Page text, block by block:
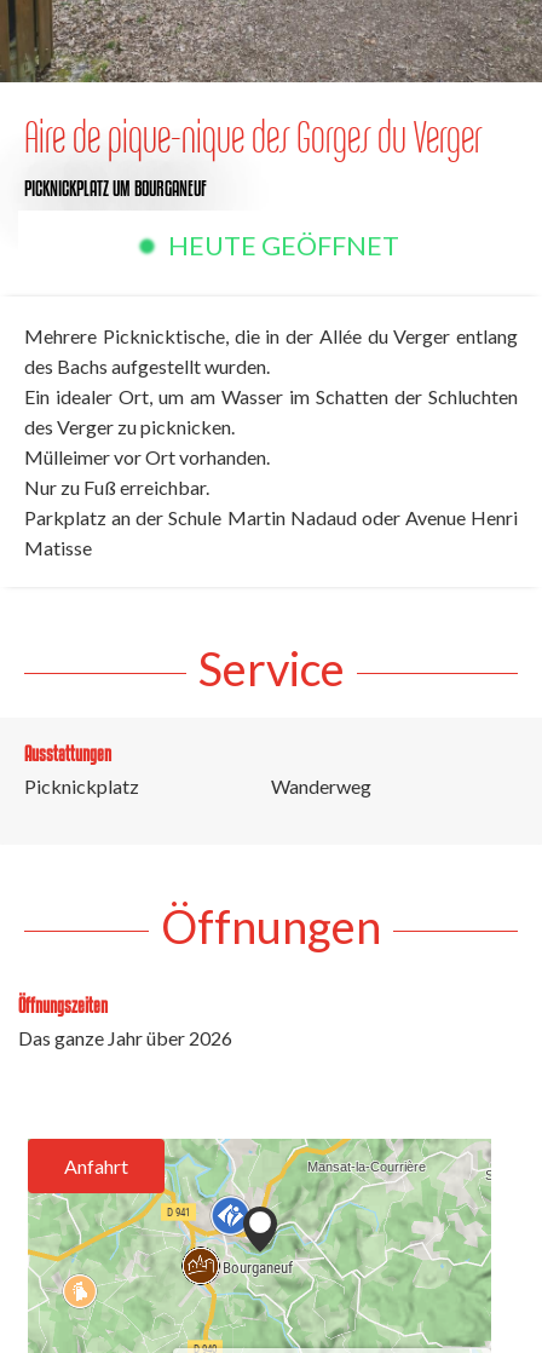
Aire de pique-nique des Gorges du Verger
PICKNICKPLATZUM BOURGANEUF
HEUTE GEÖFFNET
Mehrere Picknicktische, die in der Allée du Verger entlang
des Bachs aufgestellt wurden.
Ein idealer Ort, um am Wasser im Schatten der Schluchten
des Verger zu picknicken.
Mülleimer vor Ort vorhanden.
Nur zu Fuß erreichbar.
Parkplatz an der Schule Martin Nadaud oder Avenue Henri
Matisse
Service
Ausstattungen
Picknickplatz
Wanderweg
Öffnungen
Öffnungszeiten
Das ganze Jahr über 2026
Anfahrt